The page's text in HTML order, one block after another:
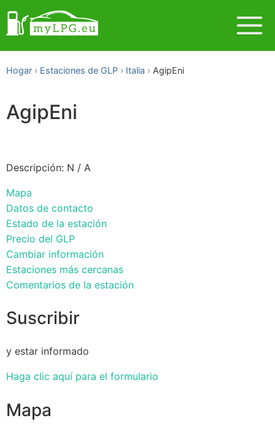
Hogar Estaciones de GLP Italia AgipEni
AgipEni
Descripción: N / A
Mapa
Datos de contacto
Estado de la estación
Precio del GLP
Cambiar información
Estaciones más cercanas
Comentarios de la estación
Suscribir
y estar informado
Haga clic aquí para el formulario
Mapa